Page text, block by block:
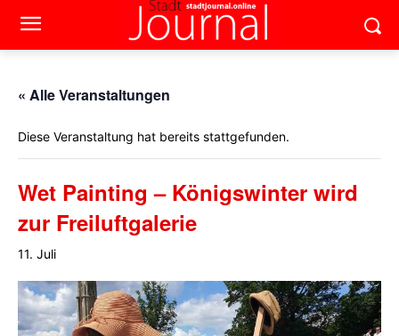
« Alle Veranstaltungen
Diese Veranstaltung hat bereits stattgefunden.
Wet Painting – Königswinter wird
zur Freiluftgalerie
11. Juli